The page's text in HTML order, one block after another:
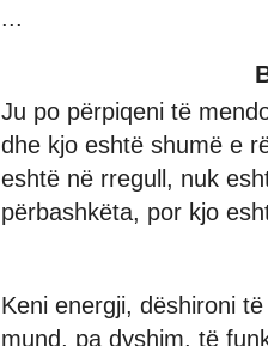
...
Ju po përpiqeni të
dhe kjo eshtë shumë e
eshtë në rregull, nuk
përbashkëta, por kjo
Keni energji, dëshironi
mund, pa dyshim, të